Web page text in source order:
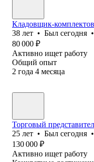
Кладовщик-
38 лет • Был сегодня •
80 000 ₽
Активно ищет работу
Общий опыт
2 года 4 месяца
Торговый
25 лет • Был сегодня •
130 000 ₽
Активно ищет работу